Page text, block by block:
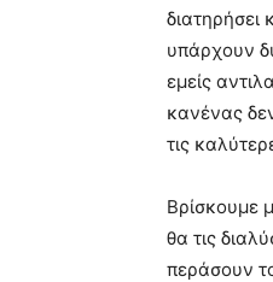
διατηρήσει
υπάρχουν
εμείς
κανένας
τις
Βρίσκουμε
θα τις
περάσουν